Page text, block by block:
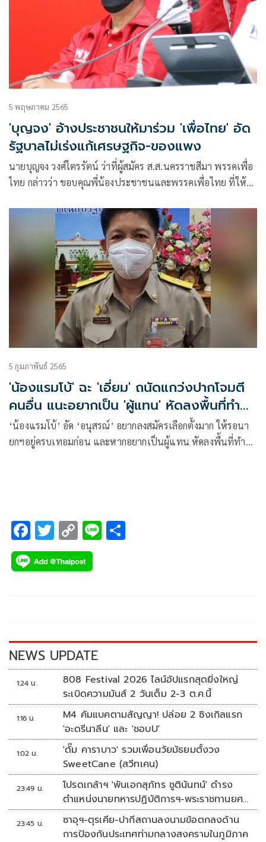
5 พฤษภาคม 2565
'บุญจง' อ้างประชาชนให้มาร่วม 'เพื่อไทย' อัด
รัฐบาลไม่เร่งแก้เศรษฐกิจ-ของแพง
นายบุญจง วงศ์ไตรรัตน์ ว่าที่ผู้สมัคร ส.ส.นครราชสีมา พรรคเพื่อ
ไทย กล่าวว่า ขอบคุณพี่น้องประชาชนและพรรคเพื่อไทย ที่ให้
ว่าที่ผู้สมัคร ส.ส.เบื้องต้น ของพรรคเพื่อไทย
5 กุมภาพันธ์ 2565
'น้องแรมโบ้' ฉะ 'เอี่ยม' ถนัดแกว่งปากโจมตี
คนอื่น แนะอยากเป็น 'ผู้แทน' หัดลงพื้นที่ทำ
ประโยชน์บ้าง
‘น้องแรมโบ้’ อัด ‘อนุสรณ์’ อยากลงสมัครเลือกตั้งมาก ให้รอนา
ยกฯอยู่ครบเทอมก่อน และหากอยากเป็นผู้แทน หัดลงพื้นที่ทำ
F
ac
e
k
T
wi
tt
C
o
p
k
Li
NEWS UPDATE
1:24 น.
808 Festival 2026 ไลน์อัปแรกสุดยิ่งใหญ่
ระเบิดความมันส์ 2 วันเต็ม 2-3 ต.ค.นี้
1:16 น.
M4 คัมแบคตามสัญญา! ปล่อย 2 ซิงเกิลแรก
'อะดรีนาลีน' และ 'ชอบU'
1:02 น.
'ดั๊ม คาราบาว' รวมเพื่อนวัยมัธยมตั้งวง
SweetCane (สวีทเคน)
23:49 น.
โปรดเกล้าฯ 'พันเอกสุภัทร ชูตินันทน์' ดำรง
ตำแหน่งนายทหารปฏิบัติการฯ-พระราชทานยศ
'พลตรี'
23:45 น.
ซาอุฯ-ตุรเคีย-ปากีสถานลงนามข้อตกลงด้าน
การป้องกันประเทศท่ามกลางสงครามในภูมิภาค